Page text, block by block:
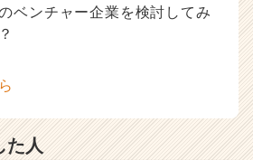
ベンチャー企業を検討してみ
た人